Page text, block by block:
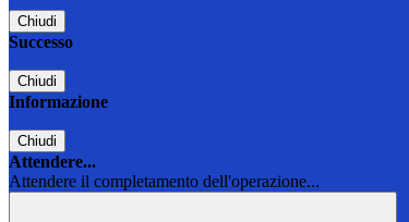
Chiudi
Successo
Chiudi
Informazione
Chiudi
Attendere...
Attendere il completamento dell'operazione...